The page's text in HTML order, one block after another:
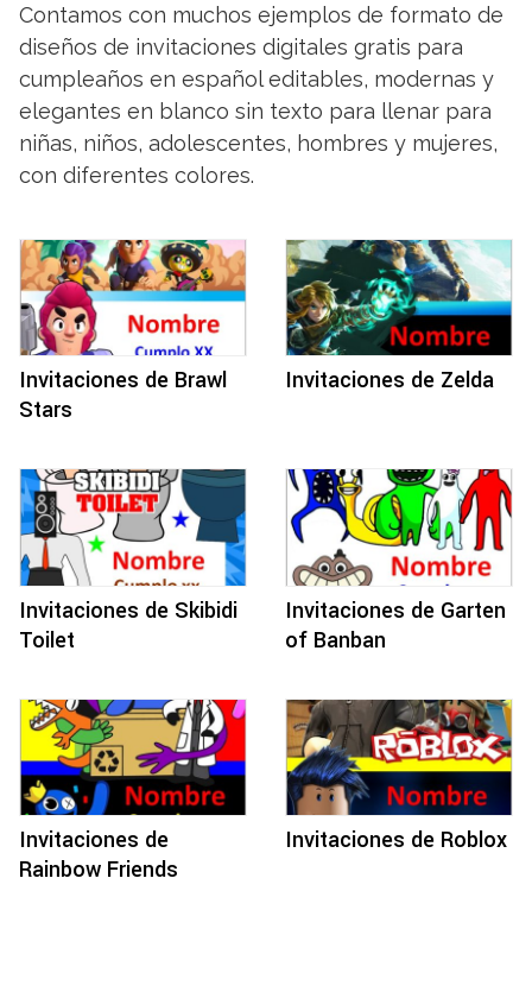
Contamos con muchos ejemplos de formato de
diseños de invitaciones digitales gratis para
cumpleaños en español editables, modernas y
elegantes en blanco sin texto para llenar para
niñas, niños, adolescentes, hombres y mujeres,
con diferentes colores.
Invitaciones de Brawl
Stars
Invitaciones de Zelda
Invitaciones de Skibidi
Toilet
Invitaciones de Garten
of Banban
Invitaciones de
Rainbow Friends
Invitaciones de Roblox